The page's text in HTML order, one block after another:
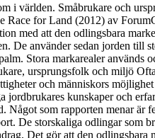
i världen. Småbrukare och
Race for Land (2012) av
med att den odlingsbara
De använder sedan jorden till
Stora markarealer används
ursprungsfolk och miljö
och människors
kunskaper och
Något som rapporten menar är
De storskaliga odlingar som
Det gör att den